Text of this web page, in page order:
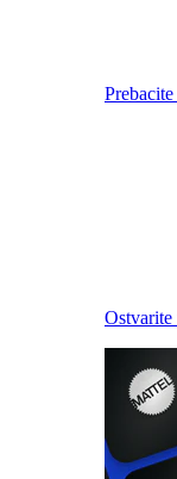
Ostvarite